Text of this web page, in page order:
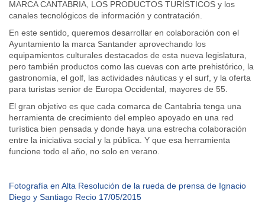
MARCA CANTABRIA, LOS PRODUCTOS TURÍSTICOS y los
canales tecnológicos de información y contratación.
En este sentido, queremos desarrollar en colaboración con el
Ayuntamiento la marca Santander aprovechando los
equipamientos culturales destacados de esta nueva legislatura,
pero también productos como las cuevas con arte prehistórico, la
gastronomía, el golf, las actividades náuticas y el surf, y la oferta
para turistas senior de Europa Occidental, mayores de 55.
El gran objetivo es que cada comarca de Cantabria tenga una
herramienta de crecimiento del empleo apoyado en una red
turística bien pensada y donde haya una estrecha colaboración
entre la iniciativa social y la pública. Y que esa herramienta
funcione todo el año, no solo en verano.
Fotografía en Alta Resolución de la rueda de prensa de Ignacio
Diego y Santiago Recio 17/05/2015